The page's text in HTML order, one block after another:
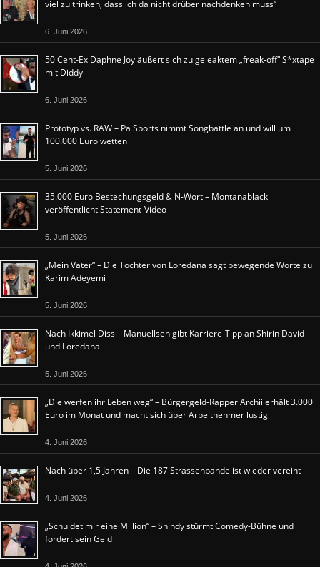
viel zu trinken, dass ich da nicht drüber nachdenken muss“
6. Juni 2026
50 Cent-Ex Daphne Joy äußert sich zu geleaktem „freak-off“ S*xtape
mit Diddy
6. Juni 2026
Prototyp vs. RAW – Pa Sports nimmt Songbattle an und will um
100.000 Euro wetten
5. Juni 2026
35.000 Euro Bestechungsgeld & N-Wort – Montanablack
veröffentlicht Statement-Video
5. Juni 2026
„Mein Vater“ – Die Tochter von Loredana sagt bewegende Worte zu
Karim Adeyemi
5. Juni 2026
Nach Ikkimel Diss – Manuellsen gibt Karriere-Tipp an Shirin David
und Loredana
5. Juni 2026
„Die werfen ihr Leben weg“ – Bürgergeld-Rapper Archii erhält 3.000
Euro im Monat und macht sich über Arbeitnehmer lustig
4. Juni 2026
Nach über 1,5 Jahren – Die 187 Strassenbande ist wieder vereint
4. Juni 2026
„Schuldet mir eine Million“ – Shindy stürmt Comedy-Bühne und
fordert sein Geld